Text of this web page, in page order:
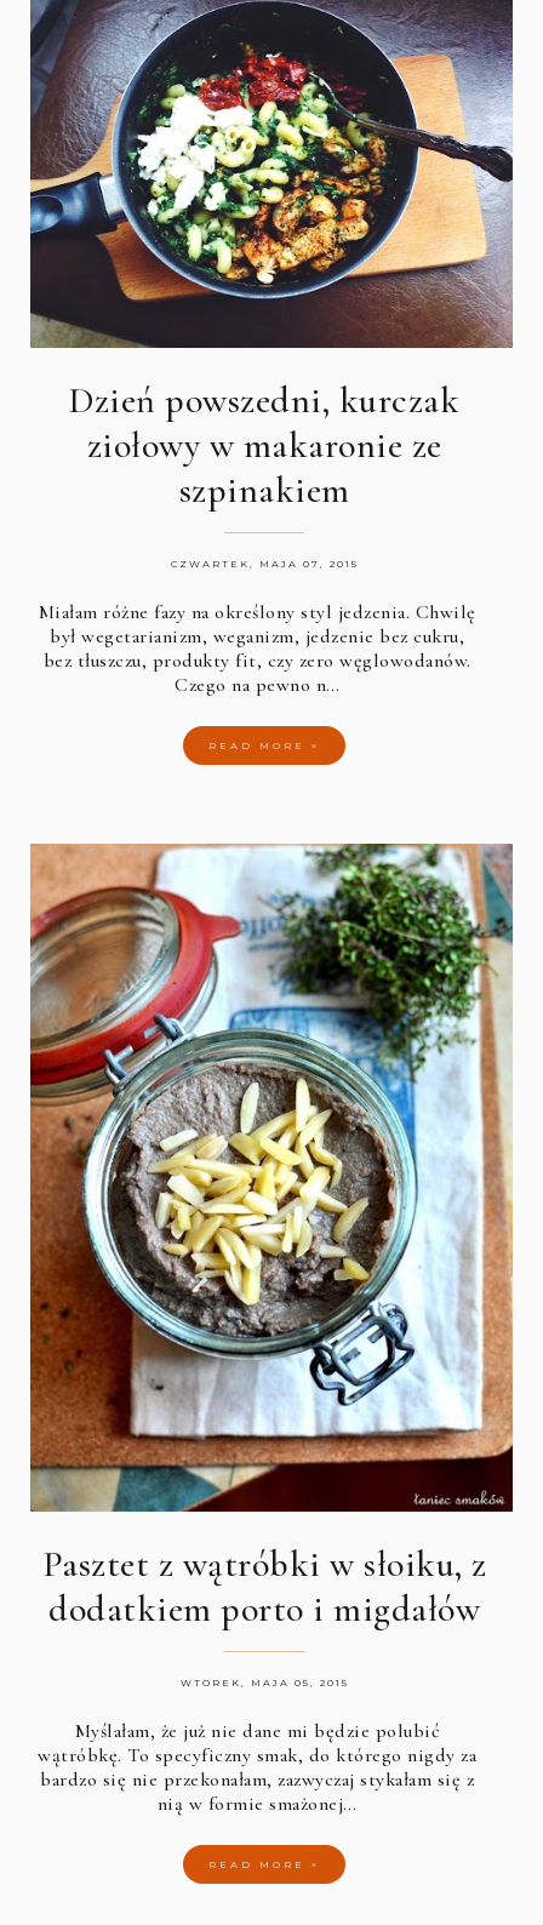
Dzień powszedni, kurczak
ziołowy w makaronie ze
szpinakiem
CZWARTEK, MAJA 07, 2015
Miałam różne fazy na określony styl jedzenia. Chwilę
był wegetarianizm, weganizm, jedzenie bez cukru,
bez tłuszczu, produkty fit, czy zero węglowodanów.
Czego na pewno n…
READ MORE »
Pasztet z wątróbki w słoiku, z
dodatkiem porto i migdałów
WTOREK, MAJA 05, 2015
Myślałam, że już nie dane mi będzie polubić
wątróbkę. To specyficzny smak, do którego nigdy za
bardzo się nie przekonałam, zazwyczaj stykałam się z
nią w formie smażonej…
READ MORE »